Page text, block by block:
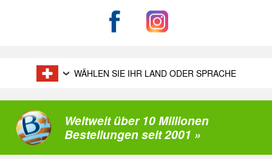
WÄHLEN SIE IHR LAND ODER SPRACHE
Weltweit über 10 Millionen
Bestellungen seit 2001 »